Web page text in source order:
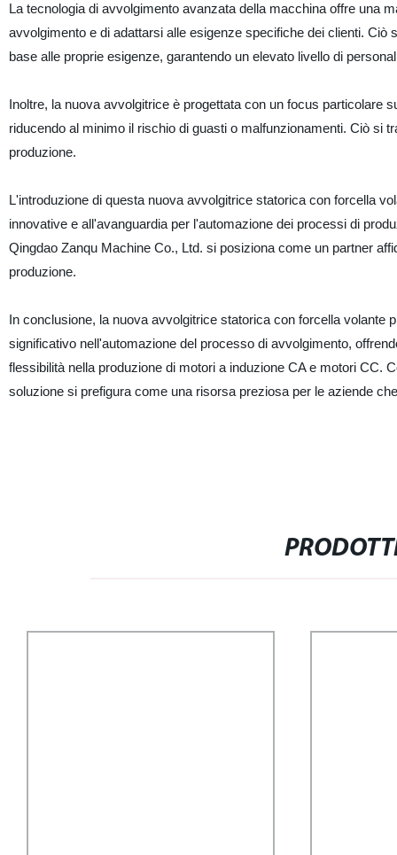
La tecnologia di avvolgimento avanzata della macchina offre una
avvolgimento e di adattarsi alle esigenze specifiche dei clienti.
base alle proprie esigenze, garantendo un elevato livello di
Inoltre, la nuova avvolgitrice è progettata con un focus particolare
riducendo al minimo il rischio di guasti o malfunzionamenti. Ciò si
produzione.
L'introduzione di questa nuova avvolgitrice statorica con forcella
innovative e all'avanguardia per l'automazione dei processi di
Qingdao Zanqu Machine Co., Ltd. si posiziona come un partner
produzione.
In conclusione, la nuova avvolgitrice statorica con forcella volante
significativo nell'automazione del processo di avvolgimento,
flessibilità nella produzione di motori a induzione CA e motori CC.
soluzione si prefigura come una risorsa preziosa per le aziende